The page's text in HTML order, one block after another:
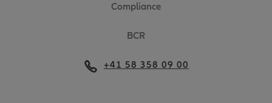
Compliance
BCR
+41 58 358 09 00